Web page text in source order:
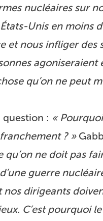
nucléaires sur
Unis en moins
et nous infliger des
agoniseraient
qu’on ne peut
question : «
? »
qu’on ne doit pas
guerre
nos dirigeants
C’est pourquoi